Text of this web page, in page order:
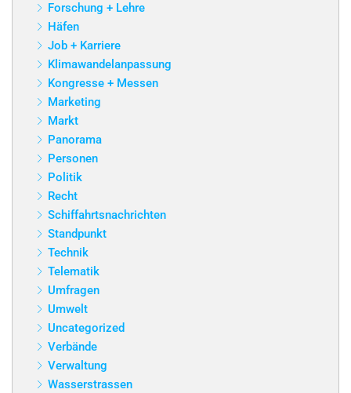
Forschung + Lehre
Häfen
Job + Karriere
Klimawandelanpassung
Kongresse + Messen
Marketing
Markt
Panorama
Personen
Politik
Recht
Schiffahrtsnachrichten
Standpunkt
Technik
Telematik
Umfragen
Umwelt
Uncategorized
Verbände
Verwaltung
Wasserstrassen